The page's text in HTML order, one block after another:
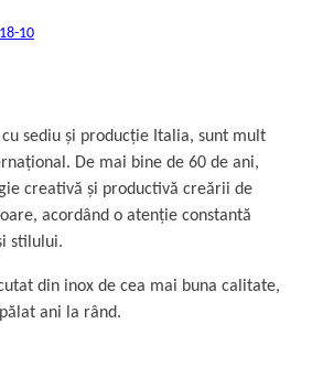
10
sediu și producție Italia, sunt mult
De mai bine de 60 de ani,
creativă și productivă creării de
acordând o atenție constantă
stilului.
din inox de cea mai buna calitate,
ani la rând.